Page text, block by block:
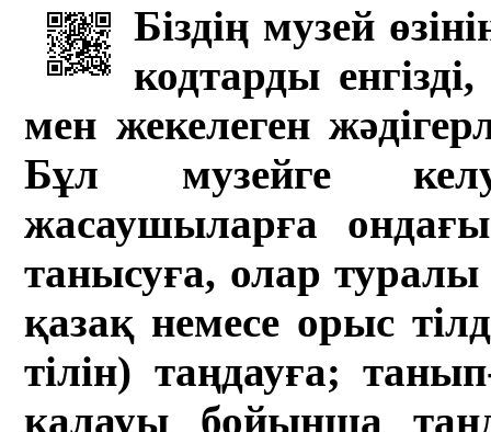
Біздің музей
кодтарды
мен жекелеген
Бұл музейге
жасаушыларға
танысуға, олар туралы
қазақ немесе орыс
тілін) таңдауға;
қалауы бойынша